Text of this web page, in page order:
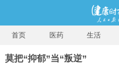
首页 医药 生活
莫把“抑郁”当“叛逆”